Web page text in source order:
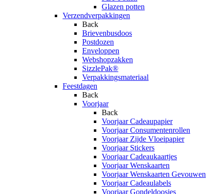
Glazen potten
Verzendverpakkingen
Back
Brievenbusdoos
Postdozen
Enveloppen
Webshopzakken
SizzlePak®
Verpakkingsmateriaal
Feestdagen
Back
Voorjaar
Back
Voorjaar Cadeaupapier
Voorjaar Consumentenrollen
Voorjaar Zijde Vloeipapier
Voorjaar Stickers
Voorjaar Cadeaukaartjes
Voorjaar Wenskaarten
Voorjaar Wenskaarten Gevouwen
Voorjaar Cadeaulabels
Voorjaar Gondeldoosjes